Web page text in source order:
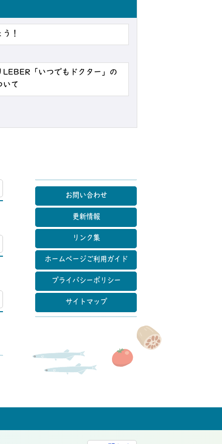
！
「いつでもドクター」の
て
マップ
お問い合わせ
更新情報
リンク集
ホームページご利用ガイド
プライバシーポリシー
サイトマップ